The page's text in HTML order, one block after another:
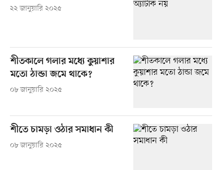
২২ জানুয়ারি ২০২৫
শীতকালে গলার মধ্যে কুয়াশার
মতো ঠান্ডা জমে থাকে?
০৮ জানুয়ারি ২০২৫
শীতে চামড়া ওঠার সমাধান কী
০৮ জানুয়ারি ২০২৫